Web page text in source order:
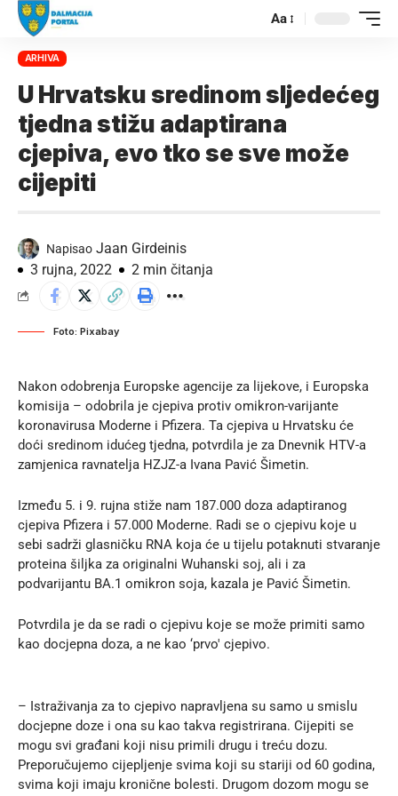
Aa
ARHIVA
U Hrvatsku sredinom sljedećeg
tjedna stižu adaptirana
cjepiva, evo tko se sve može
cijepiti
Napisao Jaan Girdeinis
3 rujna, 2022
2 min čitanja
Foto: Pixabay
Nakon odobrenja Europske agencije za lijekove, i Europska
komisija – odobrila je cjepiva protiv omikron-varijante
koronavirusa Moderne i Pfizera. Ta cjepiva u Hrvatsku će
doći sredinom idućeg tjedna, potvrdila je za Dnevnik HTV-a
zamjenica ravnatelja HZJZ-a Ivana Pavić Šimetin.
Između 5. i 9. rujna stiže nam 187.000 doza adaptiranog
cjepiva Pfizera i 57.000 Moderne. Radi se o cjepivu koje u
sebi sadrži glasničku RNA koja će u tijelu potaknuti stvaranje
proteina šiljka za originalni Wuhanski soj, ali i za
podvarijantu BA.1 omikron soja, kazala je Pavić Šimetin.
Potvrdila je da se radi o cjepivu koje se može primiti samo
kao docjepna doza, a ne kao ‘prvo' cjepivo.
– Istraživanja za to cjepivo napravljena su samo u smislu
docjepne doze i ona su kao takva registrirana. Cijepiti se
mogu svi građani koji nisu primili drugu i treću dozu.
Preporučujemo cijepljenje svima koji su stariji od 60 godina,
svima koji imaju kronične bolesti. Drugom dozom mogu se